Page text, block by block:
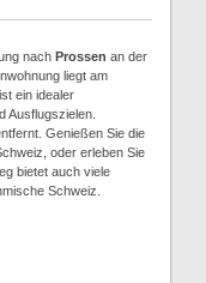
nach Prossen an der
liegt am
ist ein idealer
Ausflugszielen.
Genießen Sie die
oder erleben Sie
bietet auch viele
Schweiz.